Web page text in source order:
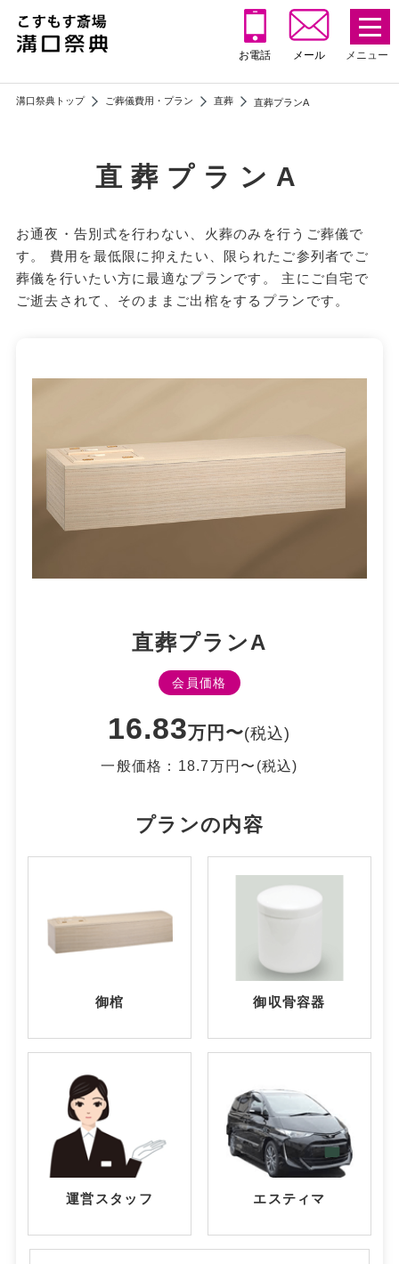
お電話 メール
溝⼝祭典トップ ご葬儀費用・プラン 直葬 直葬プランA
直葬プランA
お通夜・告別式を⾏わない、⽕葬のみを⾏うご葬儀で
す。 費用を最低限に抑えたい、限られたご参列者でご
葬儀を行いたい方に最適なプランです。 主にご自宅で
ご逝去されて、そのままご出棺をするプランです。
直葬プランA
会員価格
16.83万円〜(税込)
⼀般価格：18.7万円〜(税込)
プランの内容
御棺 御収骨容器
運営スタッフ エスティマ